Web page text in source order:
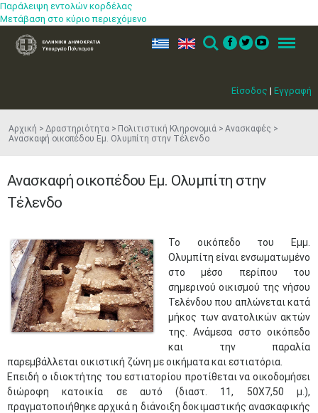
Παράλειψη εντολών κορδέλας
Μετάβαση στο κύριο περιεχόμενο
Είσοδος | Εγγραφή
ελ en Search Menu
Αρχική Δραστηριότητα Πολιτιστική Κληρονομιά
Ανασκαφές
Ανασκαφή οικοπέδου Εμ. Ολυμπίτη στην Τέλενδο
Ανασκαφή οικοπέδου Εμ. Ολυμπίτη στην
Τέλενδο
Το οικόπεδο του Εμμ.
Ολυμπίτη είναι ενσωματωμένο
στο μέσο περίπου του
σημερινού οικισμού της νήσου
Τελένδου που απλώνεται κατά
μήκος των ανατολικών ακτών
της. Ανάμεσα σστο οικόπεδο
και την παραλία
παρεμβάλλεται οικιστική ζώνη με οικήματα και εστιατόρια.
Επειδή ο ιδιοκτήτης του εστιατορίου προτίθεται να οικοδομήσει
διώροφη κατοικία σε αυτό (διαστ. 11, 50Χ7,50 μ.),
πραγματοποιήθηκε αρχικά η διάνοιξη δοκιμαστικής ανασκαφικής